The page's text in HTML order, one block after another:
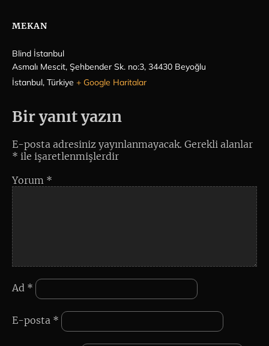
MEKAN
Blind İstanbul
Asmalı Mescit, Şehbender Sk. no:3, 34430 Beyoğlu
İstanbul, Türkiye + Google Haritalar
Bir yanıt yazın
E-posta adresiniz yayınlanmayacak. Gerekli alanlar
* ile işaretlenmişlerdir
Yorum *
Ad *
E-posta *